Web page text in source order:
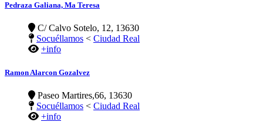
Pedraza Galiana, Ma Teresa
C/ Calvo Sotelo, 12, 13630
Socuéllamos < Ciudad Real
+info
Ramon Alarcon Gozalvez
Paseo Martires,66, 13630
Socuéllamos < Ciudad Real
+info